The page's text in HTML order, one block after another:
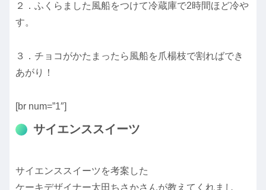
２．ふくらました風船をつけて冷蔵庫で2時間ほど冷や
す。
３．チョコがかたまったら風船を爪楊枝で割ればでき
あがり！
[br num=”1″]
サイエンススイーツ
サイエンススイーツを考案した
ケーキデザイナー太田ちさかさんが教えてくれまし